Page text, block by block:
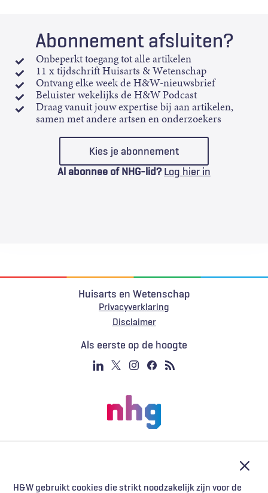
H&W gebruikt cookies die strikt noodzakelijk zijn voor de
Abonnement afsluiten?
Onbeperkt toegang tot alle artikelen
11 x tijdschrift Huisarts & Wetenschap
Ontvang elke week de H&W-nieuwsbrief
Beluister wekelijks de H&W Podcast
Draag vanuit jouw expertise bij aan artikelen,
samen met andere artsen en onderzoekers
Kies je abonnement
Al abonnee of NHG-lid? Log hier in
Huisarts en Wetenschap
Privacyverklaring
Voet
Disclaimer
Als eerste op de hoogte